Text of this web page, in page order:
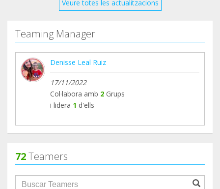
podáis ver nuestro día a día ❤️ MUCHÍSIMAS
Veure totes les actualitzacions
Teaming Manager
Denisse Leal Ruiz
17/11/2022
Col·labora amb 2 Grups
i lidera 1 d'ells
72Teamers
groupProfile.searchForm.search.text???